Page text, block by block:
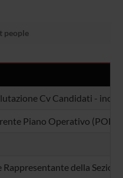
people
Cv Candidati -
Piano Operativo (POD)
Rappresentante della